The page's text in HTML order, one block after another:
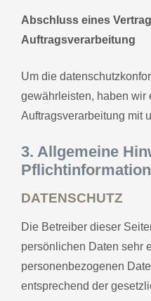
Abschluss eines
Auftragsverarbeitung
Um die
gewährleisten, haben wir
Auftragsverarbeitung mit
3. Allgemeine
DATENSCHUTZ
Die Betreiber dieser
persönlichen Daten sehr
personenbezogenen
entsprechend der